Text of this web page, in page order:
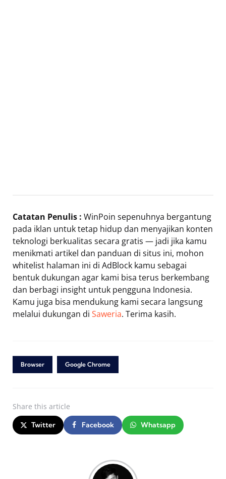
Catatan Penulis : WinPoin sepenuhnya bergantung
pada iklan untuk tetap hidup dan menyajikan konten
teknologi berkualitas secara gratis — jadi jika kamu
menikmati artikel dan panduan di situs ini, mohon
whitelist halaman ini di AdBlock kamu sebagai
bentuk dukungan agar kami bisa terus berkembang
dan berbagi insight untuk pengguna Indonesia.
Kamu juga bisa mendukung kami secara langsung
melalui dukungan di Saweria. Terima kasih.
Browser Google Chrome
Share this article
Twitter Facebook Whatsapp